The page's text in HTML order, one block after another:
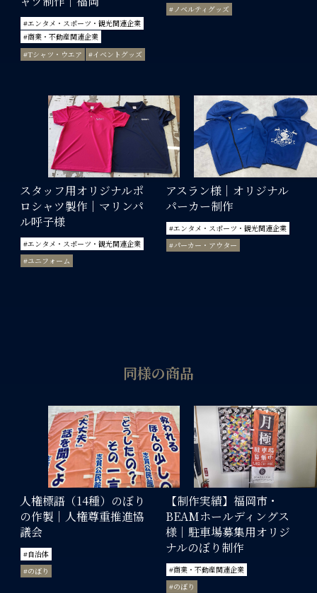
#エンタメ・スポーツ・観光関連企業
#商業・不動産関連企業
#Tシャツ・ウエア
#イベントグッズ
#ノベルティグッズ
スタッフ用オリジナルポ
ロシャツ製作｜マリンパ
ル呼子様
#エンタメ・スポーツ・観光関連企業
#ユニフォーム
アスラン様｜オリジナル
パーカー制作
#エンタメ・スポーツ・観光関連企業
#パーカー・アウター
同様の商品
人権標語（14種）のぼり
の作製｜人権尊重推進協
議会
#自治体
#のぼり
【制作実績】福岡市・
BEAMホールディングス
様｜駐車場募集用オリジ
ナルのぼり制作
#商業・不動産関連企業
#のぼり